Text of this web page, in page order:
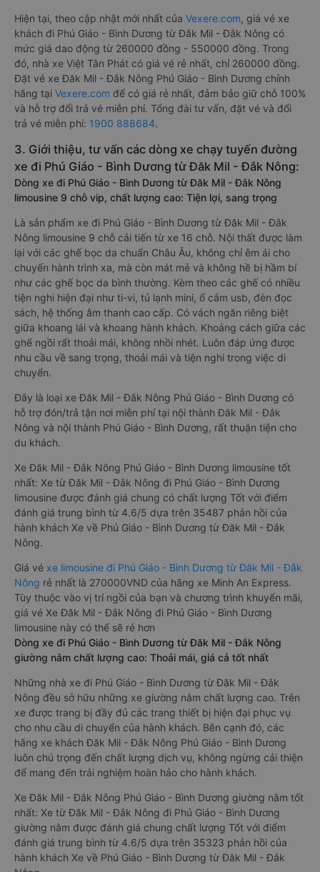
Hiện tại, theo cập nhật mới nhất của Vexere.com, giá vé xe
khách đi Phú Giáo - Bình Dương từ Đăk Mil - Đắk Nông có
mức giá dao động từ 260000 đồng - 550000 đồng. Trong
đó, nhà xe Việt Tân Phát có giá vé rẻ nhất, chỉ 260000 đồng.
Đặt vé xe Đăk Mil - Đắk Nông Phú Giáo - Bình Dương chính
hãng tại Vexere.com để có giá rẻ nhất, đảm bảo giữ chỗ 100%
và hỗ trợ đổi trả vé miễn phí. Tổng đài tư vấn, đặt vé và đổi
trả vé miễn phí: 1900 888684.
3. Giới thiệu, tư vấn các dòng xe chạy tuyến đường
xe đi Phú Giáo - Bình Dương từ Đăk Mil - Đắk Nông:
Dòng xe đi Phú Giáo - Bình Dương từ Đăk Mil - Đắk Nông
limousine 9 chỗ vip, chất lượng cao: Tiện lợi, sang trọng
Là sản phẩm xe đi Phú Giáo - Bình Dương từ Đăk Mil - Đắk
Nông limousine 9 chỗ cải tiến từ xe 16 chỗ. Nội thất được làm
lại với các ghế bọc da chuẩn Châu Âu, không chỉ êm ái cho
chuyến hành trình xa, mà còn mát mẻ và không hề bị hầm bí
như các ghế bọc da bình thường. Kèm theo các ghế có nhiều
tiện nghi hiện đại như ti-vi, tủ lạnh mini, ổ cắm usb, đèn đọc
sách, hệ thống âm thanh cao cấp. Có vách ngăn riêng biệt
giữa khoang lái và khoang hành khách. Khoảng cách giữa các
ghế ngồi rất thoải mái, không nhồi nhét. Luôn đáp ứng được
nhu cầu về sang trọng, thoải mái và tiện nghi trong việc di
chuyển.
Đây là loại xe Đăk Mil - Đắk Nông Phú Giáo - Bình Dương có
hỗ trợ đón/trả tận nơi miễn phí tại nội thành Đăk Mil - Đắk
Nông và nội thành Phú Giáo - Bình Dương, rất thuận tiện cho
du khách.
Xe Đăk Mil - Đắk Nông Phú Giáo - Bình Dương limousine tốt
nhất: Xe từ Đăk Mil - Đắk Nông đi Phú Giáo - Bình Dương
limousine được đánh giá chung có chất lượng Tốt với điểm
đánh giá trung bình từ 4.6/5 dựa trên 35487 phản hồi của
hành khách Xe về Phú Giáo - Bình Dương từ Đăk Mil - Đắk
Nông.
Giá vé xe limousine đi Phú Giáo - Bình Dương từ Đăk Mil - Đắk
Nông rẻ nhất là 270000VND của hãng xe Minh An Express.
Tùy thuộc vào vị trí ngồi của bạn và chương trình khuyến mãi,
giá vé Xe Đăk Mil - Đắk Nông đi Phú Giáo - Bình Dương
limousine này có thể sẽ rẻ hơn
Dòng xe đi Phú Giáo - Bình Dương từ Đăk Mil - Đắk Nông
giường nằm chất lượng cao: Thoải mái, giá cả tốt nhất
Những nhà xe đi Phú Giáo - Bình Dương từ Đăk Mil - Đắk
Nông đều sở hữu những xe giường nằm chất lượng cao. Trên
xe được trang bị đầy đủ các trang thiết bị hiện đại phục vụ
cho nhu cầu di chuyển của hành khách. Bên cạnh đó, các
hãng xe khách Đăk Mil - Đắk Nông Phú Giáo - Bình Dương
luôn chú trọng đến chất lượng dịch vụ, không ngừng cải thiện
để mang đến trải nghiệm hoàn hảo cho hành khách.
Xe Đăk Mil - Đắk Nông Phú Giáo - Bình Dương giường nằm tốt
nhất: Xe từ Đăk Mil - Đắk Nông đi Phú Giáo - Bình Dương
giường nằm được đánh giá chung chất lượng Tốt với điểm
đánh giá trung bình từ 4.6/5 dựa trên 35323 phản hồi của
hành khách Xe về Phú Giáo - Bình Dương từ Đăk Mil - Đắk